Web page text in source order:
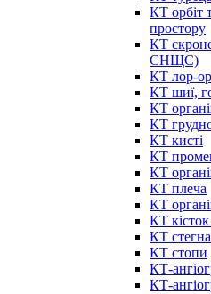
КТ орбіт
простору
КТ
СНЩС)
КТ лор-
КТ шиї,
КТ
КТ
КТ кисті
КТ
КТ
КТ плеча
КТ
КТ
КТ стегна
КТ стопи
КТ-
КТ-